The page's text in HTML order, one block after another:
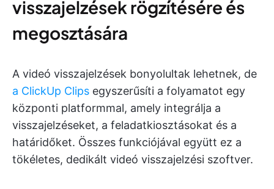
visszajelzések rögzítésére és
megosztására
A videó visszajelzések bonyolultak lehetnek, de
a ClickUp Clips egyszerűsíti a folyamatot egy
központi platformmal, amely integrálja a
visszajelzéseket, a feladatkiosztásokat és a
határidőket. Összes funkciójával együtt ez a
tökéletes, dedikált videó visszajelzési szoftver.